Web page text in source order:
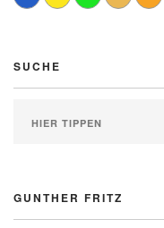
SUCHE
GUNTHER FRITZ